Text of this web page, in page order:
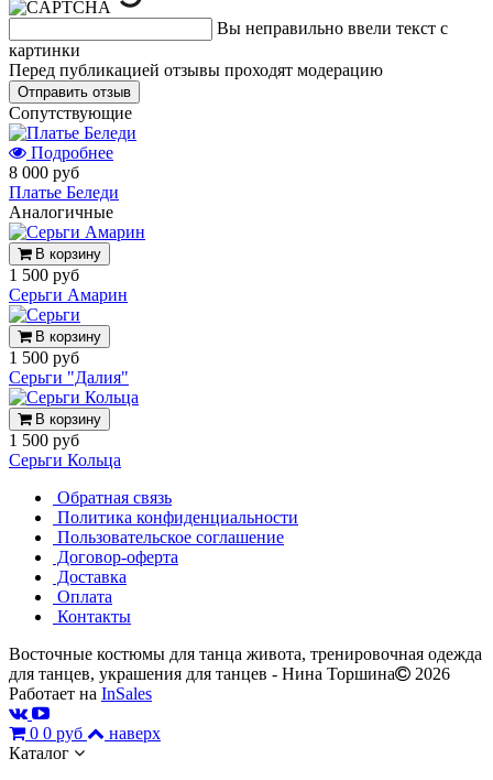
Вы неправильно ввели текст с
картинки
Перед публикацией отзывы проходят модерацию
Cопутствующие
Подробнее
8 000 руб
Платье Беледи
Аналогичные
В корзину
1 500 руб
Серьги Амарин
В корзину
1 500 руб
Серьги "Далия"
В корзину
1 500 руб
Серьги Кольца
Обратная связь
Политика конфиденциальности
Пользовательское соглашение
Договор-оферта
Доставка
Оплата
Контакты
Восточные костюмы для танца живота, тренировочная одежда
для танцев, украшения для танцев - Нина Торшина
2026
Работает на InSales
0 0 руб
наверх
Каталог